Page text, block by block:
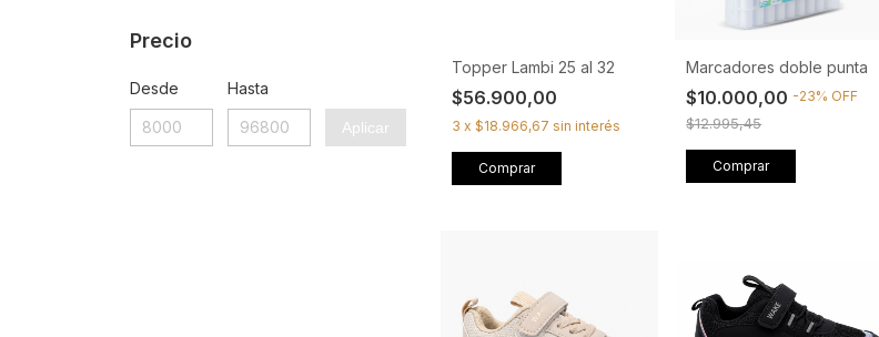
Precio
Desde Hasta
Aplicar
Topper Lambi 25 al 32
$56.900,00
3 x $18.966,67 sin interés
Comprar
Marcadores doble punta
$10.000,00 -23% OFF
$12.995,45
Comprar